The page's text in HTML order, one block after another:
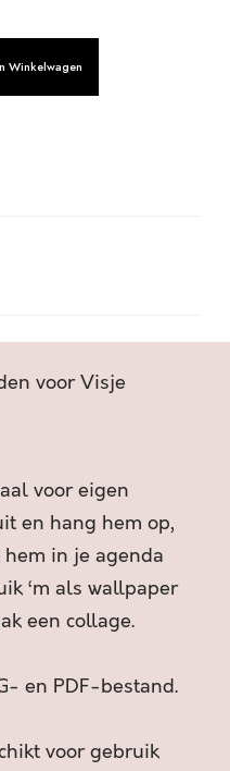
Winkelwagen
voor Visje
voor eigen
en hang hem op,
in je agenda
‘m als wallpaper
een collage.
en PDF-bestand.
voor gebruik